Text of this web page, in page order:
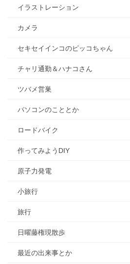
イラストレーション
カメラ
セキセイインコのピッコちゃん
チャリ通勤＆ハナコさん
ツバメ営巣
パソコンのこととか
ロードバイク
作ってみようDIY
原子力発電
小旅行
旅行
日曜藤権現散歩
最近の出来事とか